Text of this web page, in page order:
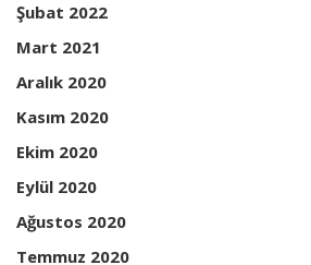
Şubat 2022
Mart 2021
Aralık 2020
Kasım 2020
Ekim 2020
Eylül 2020
Ağustos 2020
Temmuz 2020